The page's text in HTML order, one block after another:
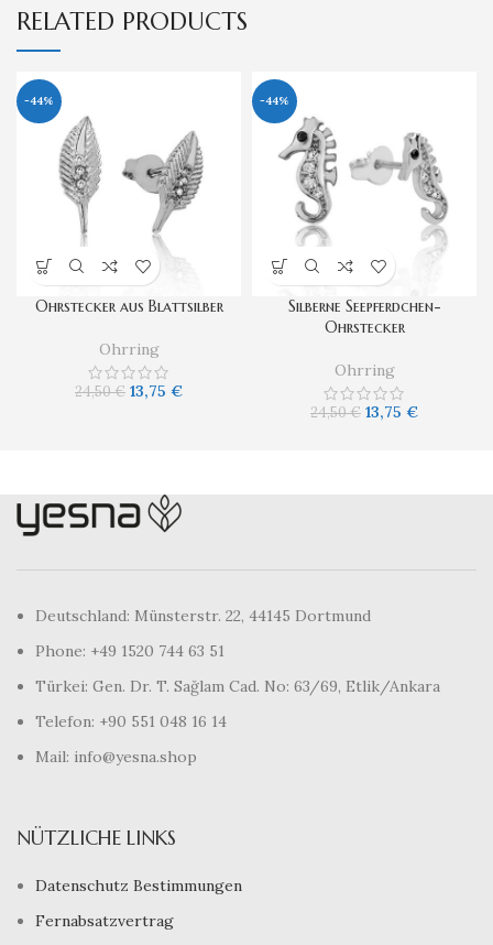
RELATED PRODUCTS
-44%
Ohrstecker aus Blattsilber
Ohrring
24,50€ 13,75 €
-44%
Silberne Seepferdchen-
Ohrstecker
Ohrring
24,50€ 13,75 €
Deutschland: Münsterstr. 22, 44145 Dortmund
Phone: +49 1520 744 63 51
Türkei: Gen. Dr. T. Sağlam Cad. No: 63/69, Etlik/Ankara
Telefon: +90 551 048 16 14
Mail: info@yesna.shop
NÜTZLICHE LINKS
Datenschutz Bestimmungen
Fernabsatzvertrag